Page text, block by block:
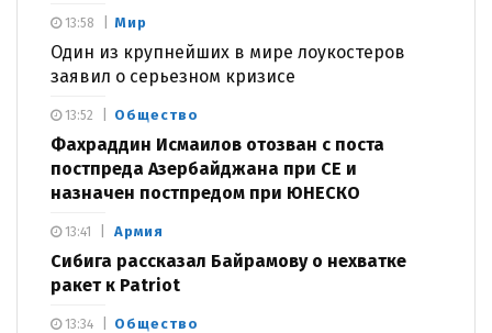
Мир
Один из крупнейших в мире лоукостеров
заявил о серьезном кризисе
13:58
Общество
Фахраддин Исмаилов отозван с поста
постпреда Азербайджана при СЕ и
назначен постпредом при ЮНЕСКО
13:52
Армия
Сибига рассказал Байрамову о нехватке
ракет к Patriot
13:41
Общество
13:34